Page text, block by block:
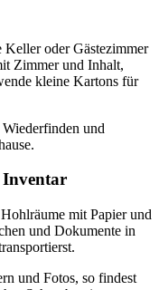
Keller oder Gästezimmer
Zimmer und Inhalt,
kleine Kartons für
und
Inventar
mit Papier und
und Dokumente in
und Fotos, so findest